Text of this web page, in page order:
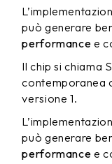
può generare
performance e
Il chip si chiama
contemporanea
versione 1.
può generare
performance e